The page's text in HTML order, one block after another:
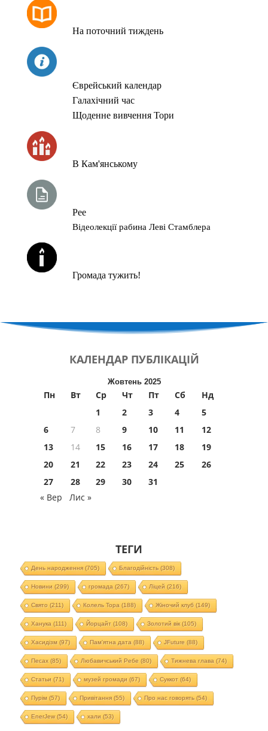
На поточний тиждень
Єврейський календар
Галахічний час
Щоденне вивчення Тори
В Кам'янському
Рее
Відеолекції рабина Леві Стамблера
Громада тужить!
КАЛЕНДАР ПУБЛІКАЦІЙ
Жовтень 2025
Пн Вт Ср Чт Пт Сб
Нд
1
2 3 4
5
6
7 8 9 10 11
12
13
14 15 16 17 18
19
20
21 22 23 24 25
26
27
28 29 30
31
« Вер
Лис »
ТЕГИ
День народження(705) Благодійність (308)
Новини (299) громада (267) Ліцей (216)
Свято (211) Колель Тора (188) Жіночий клуб (149)
Ханука (111) Йорцайт (108) Золотий вік(105)
Хасидізм (97) Пам'ятна дата (88) JFuture (88)
Песах(85) Любавичський Ребе (80) Тижнева глава (74)
Статьи (71) музей громади (67) Суккот (64)
Пурім (57) Привітання(55) Про нас говорять (54)
EnerJew(54) хали (53)